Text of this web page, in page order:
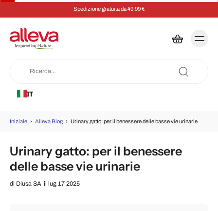
Spedizione gratuita da 49.99 €
IT
Iniziale › Alleva Blog › Urinary gatto: per il benessere delle basse vie urinarie
Urinary gatto: per il benessere
delle basse vie urinarie
di Diusa SA il lug 17 2025